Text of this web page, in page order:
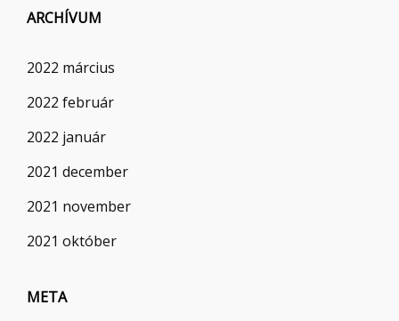
ARCHÍVUM
2022 március
2022 február
2022 január
2021 december
2021 november
2021 október
META